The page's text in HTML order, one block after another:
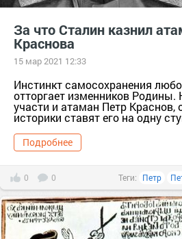
За что Сталин казнил
Краснова
15 мар 2021 12:33
Инстинкт самосохранения
отторгает изменников Родины.
участи и атаман Петр Краснов,
историки ставят его на одну
Подробнее
0 0 Теги: Петр